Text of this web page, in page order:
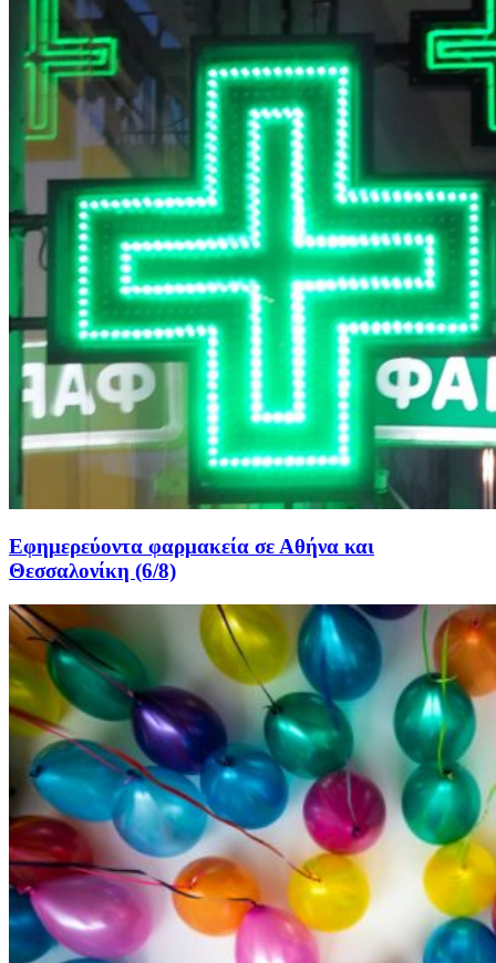
Εφημερεύοντα φαρμακεία σε Αθήνα και
Θεσσαλονίκη (6/8)